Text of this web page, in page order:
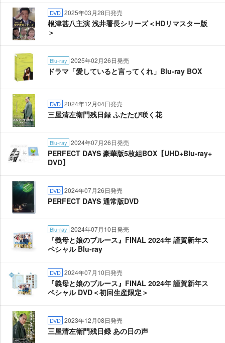
DVD 2025年03月28日発売
根津甚八主演 浅井署長シリーズ＜HDリマスター版
＞
Blu-ray 2025年02月26日発売
ドラマ「愛していると言ってくれ」Blu-ray BOX
DVD 2024年12月04日発売
三屋清左衛門残日録 ふたたび咲く花
Blu-ray 2024年07月26日発売
PERFECT DAYS 豪華版5枚組BOX【UHD+Blu-ray+
DVD】
DVD 2024年07月26日発売
PERFECT DAYS 通常版DVD
Blu-ray 2024年07月10日発売
『義母と娘のブルース』FINAL 2024年 謹賀新年ス
ペシャル Blu-ray
DVD 2024年07月10日発売
『義母と娘のブルース』FINAL 2024年 謹賀新年ス
ペシャル DVD＜初回生産限定＞
DVD 2023年12月08日発売
三屋清左衛門残日録 あの日の声